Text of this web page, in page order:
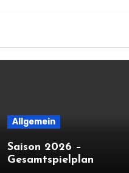
Allgemein
Saison 2026 –
Gesamtspielplan